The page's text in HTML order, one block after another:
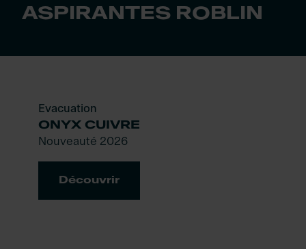
ASPIRANTES ROBLIN
Evacuation
ONYX CUIVRE
Nouveauté 2026
Découvrir